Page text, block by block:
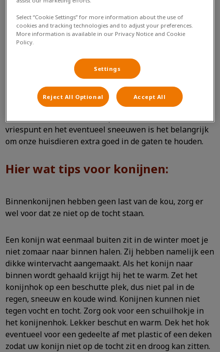
Tips voor konijnen tijdens koude
dagen
vriespunt en het eventueel sneeuwen is het belangrijk
om onze huisdieren extra goed in de gaten te houden.
Hier wat tips voor konijnen:
Binnenkonijnen hebben geen last van de kou, zorg er
wel voor dat ze niet op de tocht staan.
Een konijn wat eenmaal buiten zit in de winter moet je
niet zomaar naar binnen halen. Zij hebben namelijk een
dikke wintervacht aangemaakt. Als het konijn naar
binnen wordt gehaald krijgt hij het te warm. Zet het
konijnhok op een beschutte plek, dus niet pal in de
regen, sneeuw en koude wind. Konijnen kunnen niet
tegen vocht en tocht. Zorg ook voor een schuilhokje in
het konijnenhok. Lekker beschut en warm. Dek het hok
eventueel voor een gedeelte af met plastic of een deken
zodat uw konijn niet op de tocht zit en droog kan zitten.
Select “Cookie Settings” for more information about the use of
cookies and tracking technologies and to adjust your preferences.
More information is available in our Privacy Notice and Cookie
Policy.
Settings
Reject All Optional Accept All